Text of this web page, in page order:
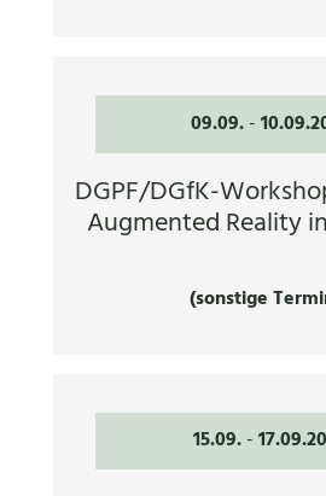
09.09. -
DGPF/DGfK-
Augmented Reality
(sonstige
15.09.-